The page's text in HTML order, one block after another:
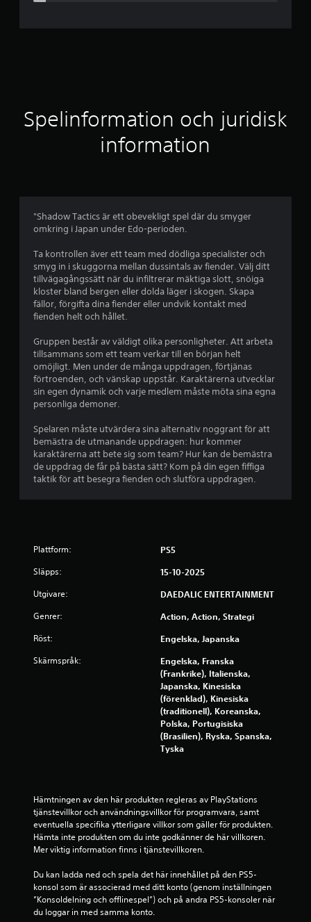
i
l
t
t
y
p
å
4
.
5
4
s
r
n
a
v
m
b
s
e
Spelinformation och juridisk
information
"Shadow Tactics är ett obevekligt spel där du smyger
omkring i Japan under Edo-perioden.
Ta kontrollen äver ett team med dödliga specialister och
smyg in i skuggorna mellan dussintals av fiender. Välj ditt
tillvägagångssätt när du infiltrerar mäktiga slott, snöiga
kloster bland bergen eller dolda läger i skogen. Skapa
fällor, förgifta dina fiender eller undvik kontakt med
fienden helt och hållet.
Gruppen består av väldigt olika personligheter. Att arbeta
tillsammans som ett team verkar till en början helt
omöjligt. Men under de många uppdragen, förtjänas
förtroenden, och vänskap uppstår. Karaktärerna utvecklar
sin egen dynamik och varje medlem måste möta sina egna
personliga demoner.
Spelaren måste utvärdera sina alternativ noggrant för att
bemästra de utmanande uppdragen: hur kommer
karaktärerna att bete sig som team? Hur kan de bemästra
de uppdrag de får på bästa sätt? Kom på din egen fiffiga
taktik för att besegra fienden och slutföra uppdragen.
Plattform: PS5
Släpps: 15-10-2025
Utgivare: DAEDALIC ENTERTAINMENT
Genrer: Action, Action, Strategi
Röst: Engelska, Japanska
Skärmspråk:
Engelska, Franska
(Frankrike), Italienska,
Japanska, Kinesiska
(förenklad), Kinesiska
(traditionell), Koreanska,
Polska, Portugisiska
(Brasilien), Ryska, Spanska,
Tyska
Hämtningen av den här produkten regleras av PlayStations
tjänstevillkor och användningsvillkor för programvara, samt
eventuella specifika ytterligare villkor som gäller för produkten.
Hämta inte produkten om du inte godkänner de här villkoren.
Mer viktig information finns i tjänstevillkoren.
Du kan ladda ned och spela det här innehållet på den PS5-
konsol som är associerad med ditt konto (genom inställningen
”Konsoldelning och offlinespel”) och på andra PS5-konsoler när
du loggar in med samma konto.